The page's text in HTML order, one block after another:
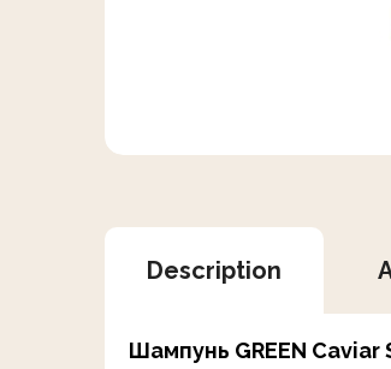
Description
Шампунь GREEN Caviar